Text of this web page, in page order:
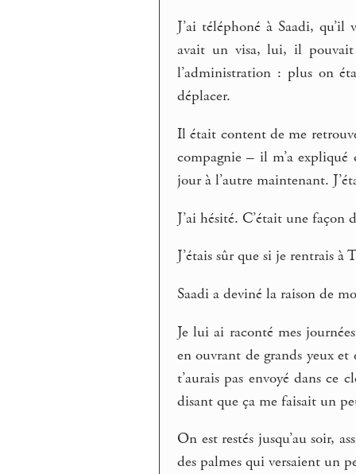
J’ai téléphoné à Saadi,
avait un visa, lui, il pouvait
l’administration : plus on
déplacer.
Il était content de me
compagnie – il m’a
jour à l’autre maintenant.
J’ai hésité. C’était une
J’étais sûr que si je rentrais
Saadi a deviné la raison de
Je lui ai raconté mes
en ouvrant de grands yeux et
t’aurais pas envoyé dans ce
disant que ça me faisait un
On est restés jusqu’au soir,
des palmes qui versaient un